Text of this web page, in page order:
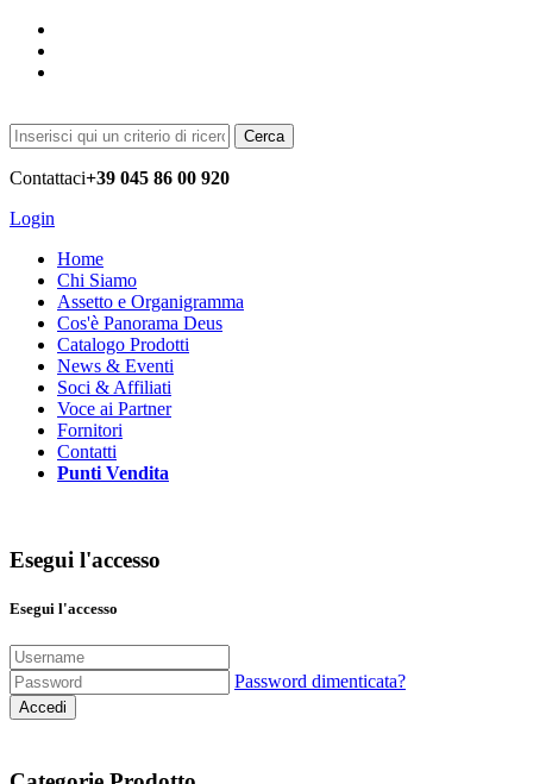
Cerca
Contattaci+39 045 86 00 920
Login
Home
Chi Siamo
Assetto e Organigramma
Cos'è Panorama Deus
Catalogo Prodotti
News & Eventi
Soci & Affiliati
Voce ai Partner
Fornitori
Contatti
Punti Vendita
Esegui l'accesso
Esegui l'accesso
Password dimenticata?
Accedi